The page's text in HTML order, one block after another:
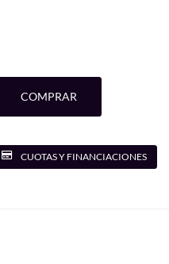
COMPRAR
CUOTAS Y FINANCIACIONES